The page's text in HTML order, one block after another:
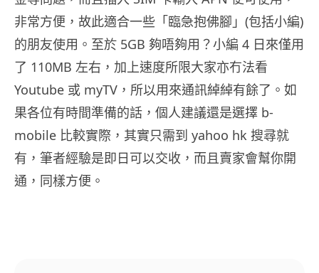
非常方便，故此適合一些「臨急抱佛腳」(包括小編)
的朋友使用。至於 5GB 夠唔夠用？小編 4 日來僅用
了 110MB 左右，加上速度所限大家亦冇法看
Youtube 或 myTV，所以用來通訊綽綽有餘了。如
果各位有時間準備的話，個人建議還是選擇 b-
mobile 比較實際，其實只需到 yahoo hk 搜尋就
有，筆者經驗是即日可以交收，而且賣家會幫你開
通，同樣方便。